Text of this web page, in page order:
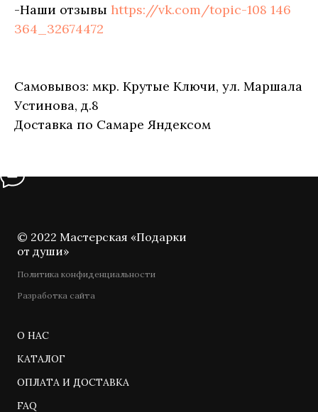
-Наши отзывы https://vk.com/topic-108 146
364_32674472
Самовывоз: мкр. Крутые Ключи, ул. Маршала
Устинова, д.8
Доставка по Самаре Яндексом
© 2022 Мастерская «Подарки
от души»
Политика конфиденциальности
Разработка сайта
О НАС
КАТАЛОГ
ОПЛАТА И ДОСТАВКА
FAQ